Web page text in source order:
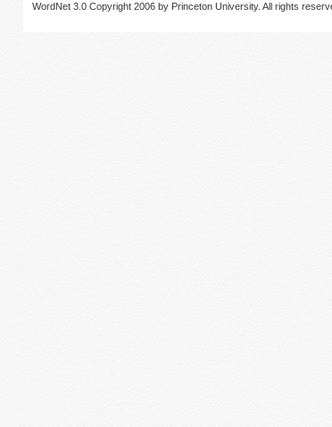
WordNet 3.0 Copyright 2006 by Princeton University. All rights